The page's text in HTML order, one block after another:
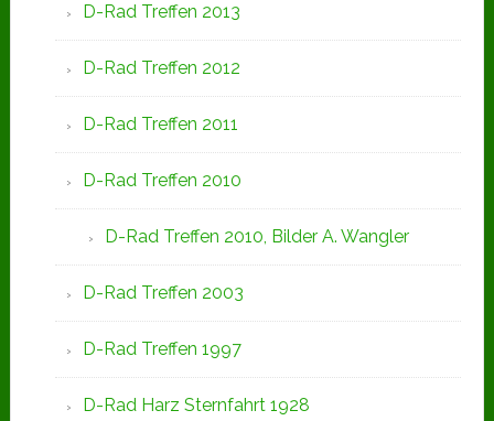
D-Rad Treffen 2013
D-Rad Treffen 2012
D-Rad Treffen 2011
D-Rad Treffen 2010
D-Rad Treffen 2010, Bilder A. Wangler
D-Rad Treffen 2003
D-Rad Treffen 1997
D-Rad Harz Sternfahrt 1928